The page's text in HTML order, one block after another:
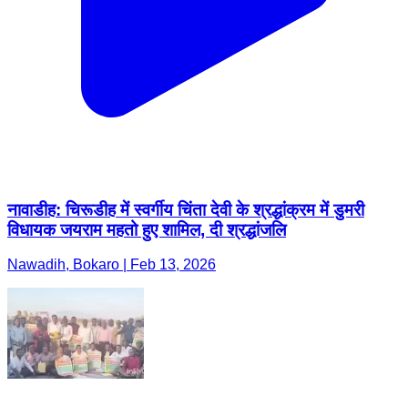
नावाडीह: चिरूडीह में स्वर्गीय चिंता देवी के श्रद्धांक्रम में डुमरी
विधायक जयराम महतो हुए शामिल, दी श्रद्धांजलि
Nawadih, Bokaro | Feb 13, 2026